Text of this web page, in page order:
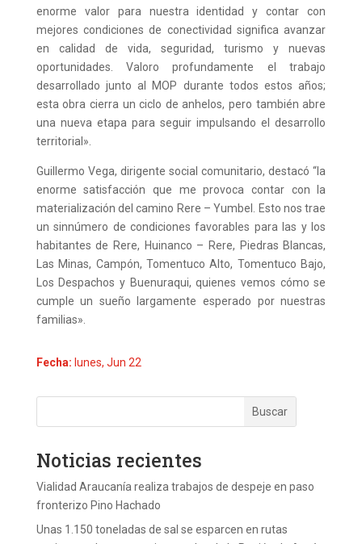
enorme valor para nuestra identidad y contar con
mejores condiciones de conectividad significa avanzar
en calidad de vida, seguridad, turismo y nuevas
oportunidades. Valoro profundamente el trabajo
desarrollado junto al MOP durante todos estos años;
esta obra cierra un ciclo de anhelos, pero también abre
una nueva etapa para seguir impulsando el desarrollo
territorial».
Guillermo Vega, dirigente social comunitario, destacó “la
enorme satisfacción que me provoca contar con la
materialización del camino Rere – Yumbel. Esto nos trae
un sinnúmero de condiciones favorables para las y los
habitantes de Rere, Huinanco – Rere, Piedras Blancas,
Las Minas, Campón, Tomentuco Alto, Tomentuco Bajo,
Los Despachos y Buenuraqui, quienes vemos cómo se
cumple un sueño largamente esperado por nuestras
familias».
Fecha: lunes, Jun 22
Noticias recientes
Vialidad Araucanía realiza trabajos de despeje en paso
fronterizo Pino Hachado
Unas 1.150 toneladas de sal se esparcen en rutas